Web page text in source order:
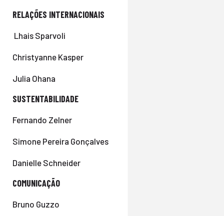
RELAÇÕES INTERNACIONAIS
Lhais Sparvoli
Christyanne Kasper
Julia Ohana
SUSTENTABILIDADE
Fernando Zelner
Simone Pereira Gonçalves
Danielle Schneider
COMUNICAÇÃO
Bruno Guzzo